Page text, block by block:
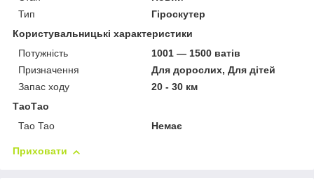
Тип
Гіроскутер
Користувальницькі характеристики
Потужність
1001 — 1500 ватів
Призначення
Для дорослих, Для дітей
Запас ходу
20 - 30 км
ТаоТао
Тао Тао
Немає
Приховати